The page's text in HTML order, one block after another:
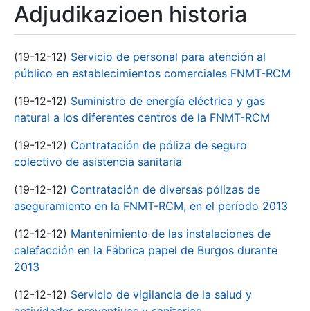
Adjudikazioen historia
(19-12-12) Servicio de personal para atención al
público en establecimientos comerciales FNMT-RCM
(19-12-12) Suministro de energía eléctrica y gas
natural a los diferentes centros de la FNMT-RCM
(19-12-12) Contratación de póliza de seguro
colectivo de asistencia sanitaria
(19-12-12) Contratación de diversas pólizas de
aseguramiento en la FNMT-RCM, en el período 2013
(12-12-12) Mantenimiento de las instalaciones de
calefacción en la Fábrica papel de Burgos durante
2013
(12-12-12) Servicio de vigilancia de la salud y